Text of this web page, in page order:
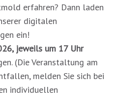
erfahren? Dann laden
digitalen
ein!
jeweils um 17 Uhr
(Die Veranstaltung am
melden Sie sich bei
individuellen